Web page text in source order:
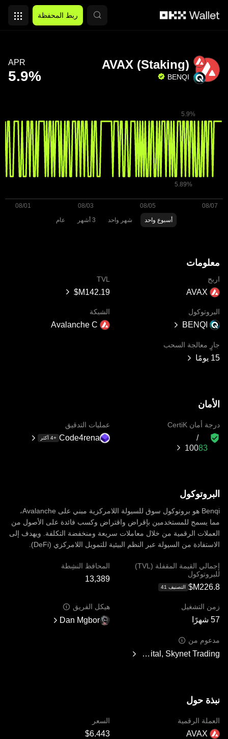
ربط المحفظة
AVAX (Staking)
BENQI
APR
أسبوع واحد شهر واحد 3 أشهر عام
معلومات
اربح
AVAX
TVL
البروتوكول
BENQI
الشبكة
Avalanche C
جارٍ معالجة السحب
15 يومًا
الأمان
درجة أمان CertiK
100‏
عمليات التدقيق
Code4rena +4 أكثر
البروتوكول
Benqi هو بروتوكول سوق للسيولة اللامركزية مبني على Avalanche،
مما يسمح للمستخدمين بإقراض واقتراض وكسب فائدة على الأصول من
العملات الرقمية من خلال معاملات سريعة ومنخفضة التكلفة. ويهدف إلى
الاستفادة من السيولة عبر النظم البيئية للتمويل اللامركزي (DeFi).
إجمالي القيمة المقفلة (TVL)
للبروتوكول
التصنيف ‏‎41‏
المحافظ النشِطة
زمن التشغيل
57 شهرًا
هيكل الفريق
Dan Mgbor
مدعوم من
GenBlock Capital, Rarestone Capital, Skynet Trading
نبذة حول
العملة الرقمية
AVAX
السعر